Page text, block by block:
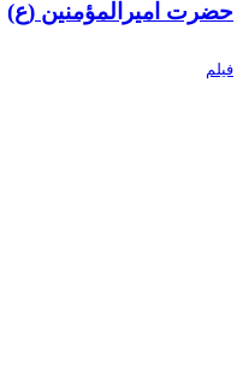
حضرت امیرالمؤمنین (ع)
فیلم